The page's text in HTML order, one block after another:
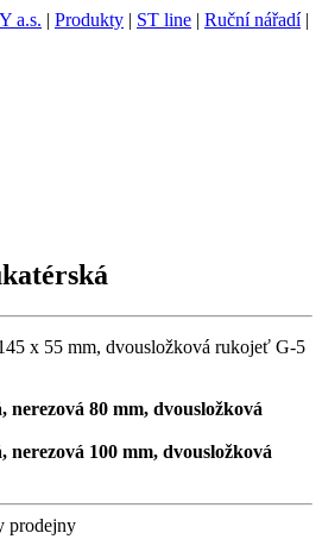
a.s. | Produkty | ST line | Ruční nářadí|
x 55 mm, dvousložková rukojeť G-5
nerezová 80 mm, dvousložková
nerezová 100 mm, dvousložková
prodejny